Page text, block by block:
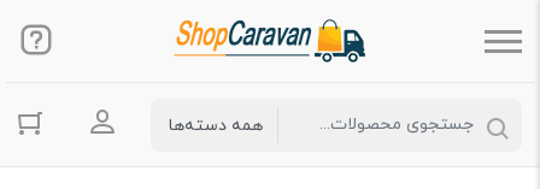
ورود به